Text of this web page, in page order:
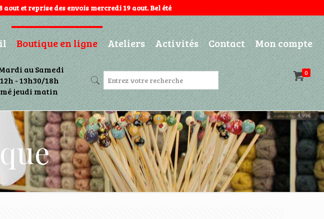
et reprise des envois mercredi 19 aout. Bel été
Boutique en ligne Ateliers Activités Contact Mon compte
0
au Samedi
- 13h30/18h
jeudi matin